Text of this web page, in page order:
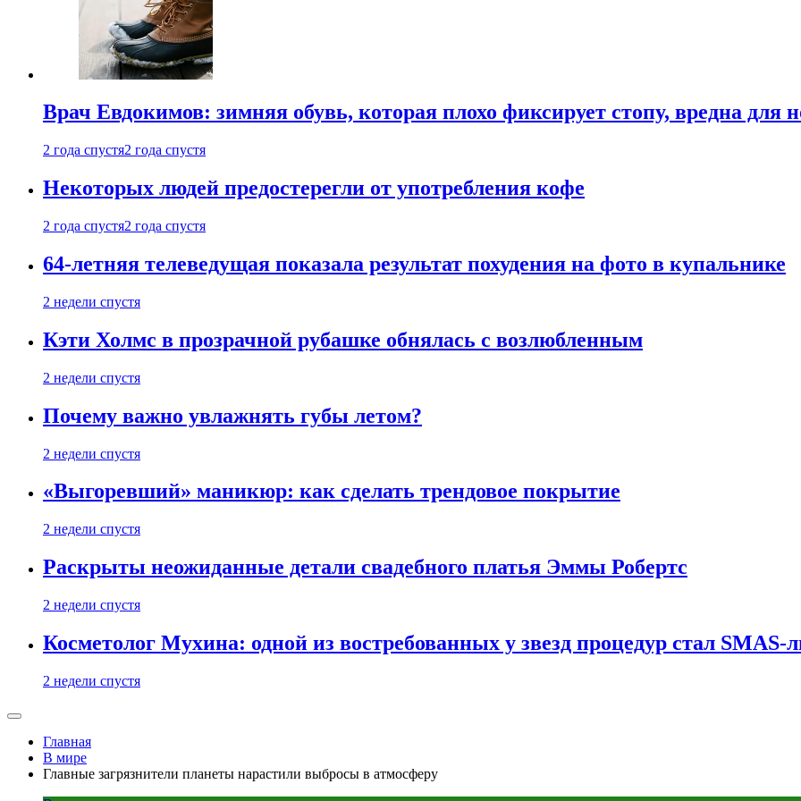
Врач Евдокимов: зимняя обувь, которая плохо фиксирует стопу, вредна для
2 года спустя2 года спустя
Некоторых людей предостерегли от употребления кофе
2 года спустя2 года спустя
64-летняя телеведущая показала результат похудения на фото в купальнике
2 недели спустя
Кэти Холмс в прозрачной рубашке обнялась с возлюбленным
2 недели спустя
Почему важно увлажнять губы летом?
2 недели спустя
«Выгоревший» маникюр: как сделать трендовое покрытие
2 недели спустя
Раскрыты неожиданные детали свадебного платья Эммы Робертс
2 недели спустя
Косметолог Мухина: одной из востребованных у звезд процедур стал SMAS-
2 недели спустя
Главная
В мире
Главные загрязнители планеты нарастили выбросы в атмосферу